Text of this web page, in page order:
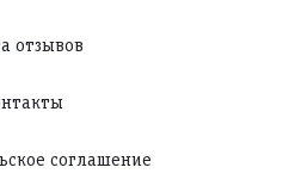
отзывов
соглашение